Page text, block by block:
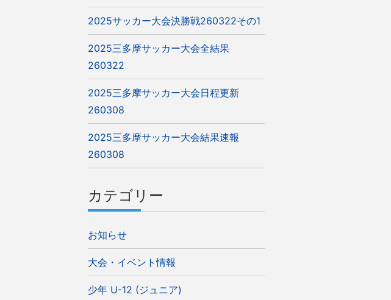
2025サッカー大会決勝戦260322その1
2025三多摩サッカー大会全結果
260322
2025三多摩サッカー大会日程更新
260308
2025三多摩サッカー大会結果速報
260308
カテゴリー
お知らせ
大会・イベント情報
少年 U-12 (ジュニア)